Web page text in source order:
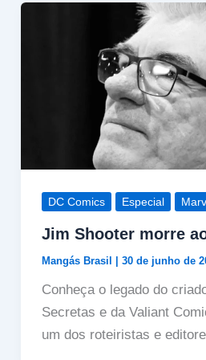
DC Comics Especial
Jim Shooter morre
Mangás Brasil 30 de junho de
Conheça o legado do
Secretas e da Valiant
um dos roteiristas e